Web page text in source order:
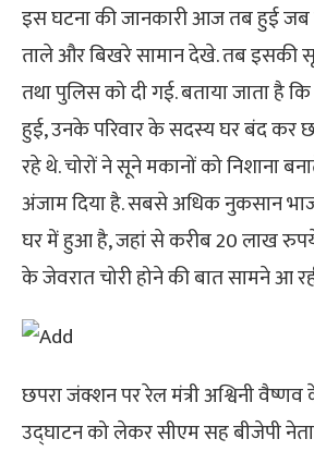
इस घटना की जानकारी आज तब हुई जब
ताले और बिखरे सामान देखे. तब इसकी
तथा पुलिस को दी गई. बताया जाता है कि
हुई, उनके परिवार के सदस्य घर बंद कर
रहे थे. चोरों ने सूने मकानों को निशाना
अंजाम दिया है. सबसे अधिक नुकसान
घर में हुआ है, जहां से करीब 20 लाख
के जेवरात चोरी होने की बात सामने आ
छपरा जंक्शन पर रेल मंत्री अश्विनी
उद्घाटन को लेकर सीएम सह बीजेपी नेता